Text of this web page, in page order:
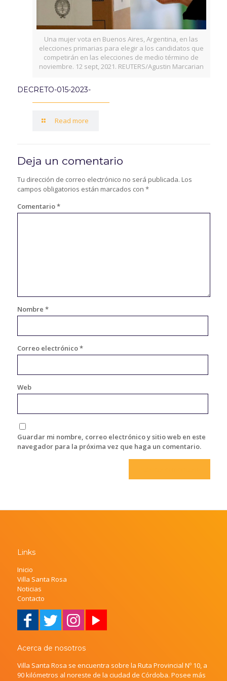
Una mujer vota en Buenos Aires, Argentina, en las
elecciones primarias para elegir a los candidatos que
competirán en las elecciones de medio término de
noviembre. 12 sept, 2021. REUTERS/Agustin Marcarian
DECRETO-015-2023-
Read more
Deja un comentario
Tu dirección de correo electrónico no será publicada. Los
campos obligatorios están marcados con *
Comentario*
Nombre *
Correo electrónico*
Web
Guardar mi nombre, correo electrónico y sitio web en este
navegador para la próxima vez que haga un comentario.
Links
Inicio
Villa Santa Rosa
Noticias
Contacto
Acerca de nosotros
Villa Santa Rosa se encuentra sobre la Ruta Provincial Nº 10, a
90 kilómetros al noreste de la ciudad de Córdoba. Posee más